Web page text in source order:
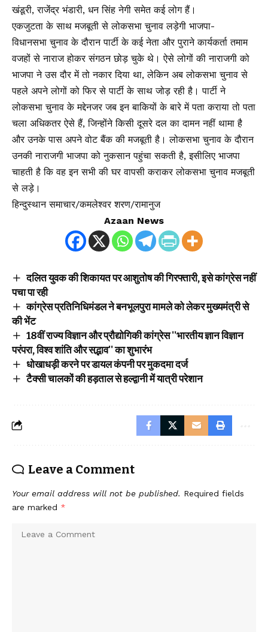
खंडूरी, राजेंंद्र भंडारी, धन सिंह नेगी समेत कई लोग हैं।
एकजुटता के साथ मजबूती से लोकसभा चुनाव लड़ेगी भाजपा-
विधानसभा चुनाव के दौरान पार्टी के कई नेता और पुराने कार्यकर्ता तमाम
वजहों से नाराज होकर संगठन छोड़ चुके थे। ऐसे लोगों की नाराजगी को
भाजपा ने उस दौर में तो नकार दिया था, लेकिन अब लोकसभा चुनाव से
पहले अपने लोगों को फिर से पार्टी के साथ जोड़ रही है। पार्टी ने
लोकसभा चुनाव के मद्देनजर जब इन बाकियों के बारे में पता कराया तो पता
चला अधिकतर ऐसे हैं, जिन्होंने किसी दूसरे दल का दामन नहीं थामा है
और उनके पास अपने वोट बैंक की मजबूती है। लोकसभा चुनाव के दौरान
उनकी नाराजगी भाजपा को नुकसान पहुंचा सकती है, इसीलिए भाजपा
चाहती है कि वह इन सभी की घर वापसी कराकर लोकसभा चुनाव मजबूती
से लड़े।
हिन्दुस्थान समाचार/कमलेश्वर शरण/रामानुज
Azaan News
दलित युवक की शिकायत पर आशुतोष की गिरफ्तारी, इसे कांग्रेस नहीं
पचा पा रही
कांग्रेस प्रतिनिधिमंडल ने बनभूलपुरा मामले को लेकर मुख्यमंत्री से
की भेंट
18वीं राज्य विज्ञान और प्रौद्योगिकी कांग्रेस ''भारतीय ज्ञान विज्ञान
परंपरा, विश्व शांति और सद्भाव'' का शुभारंभ
धोखाधड़ी करने पर डायल कंपनी पर मुकदमा दर्ज
टैक्सी चालकों की हड़ताल से हल्द्वानी में यात्री परेशान
Leave a Comment
Your email address will not be published. Required fields
are marked *